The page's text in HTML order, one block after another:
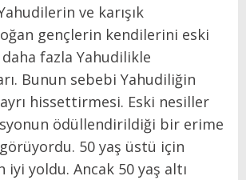
ve karışık
gençlerin kendilerini eski
fazla Yahudilikle
Bunun sebebi Yahudiliğin
ayrı hissettirmesi. Eski nesiller
ödüllendirildiği bir erime
50 yaş üstü için
iyi yoldu. Ancak 50 yaş altı